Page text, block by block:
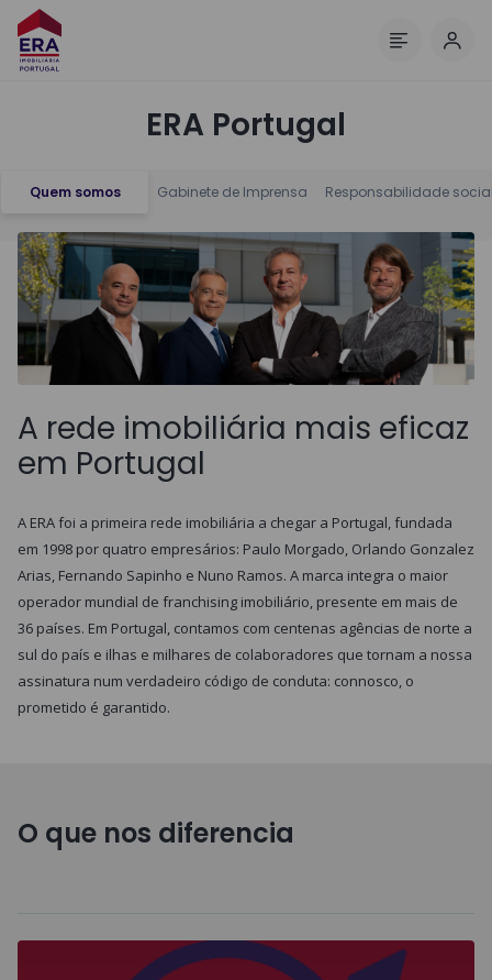
ERA Portugal
Quem somos Gabinete de Imprensa Responsabilidade
A rede imobiliária mais eficaz
em Portugal
A ERA foi a primeira rede imobiliária a chegar a Portugal, fundada
em 1998 por quatro empresários: Paulo Morgado, Orlando Gonzalez
Arias, Fernando Sapinho e Nuno Ramos. A marca integra o maior
operador mundial de franchising imobiliário, presente em mais de
36 países. Em Portugal, contamos com centenas agências de norte a
sul do país e ilhas e milhares de colaboradores que tornam a nossa
assinatura num verdadeiro código de conduta: connosco, o
prometido é garantido.
O que nos diferencia